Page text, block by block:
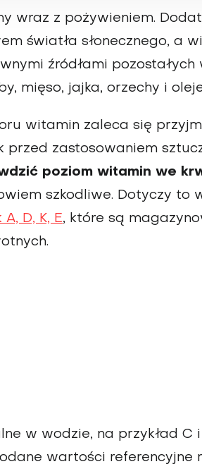
wraz z pożywieniem.
światła słonecznego, a
źródłami
mięso, jajka, orzechy i
witamin zaleca się
przed zastosowaniem
poziom witamin we
szkodliwe. Dotyczy to
D, K, E, które są
w wodzie, na przykład
wartości referencyjne